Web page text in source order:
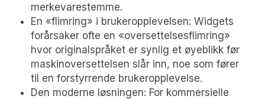
merkevarestemme.
En «flimring» i brukeropplevelsen: Widgets
forårsaker ofte en «oversettelsesflimring»
hvor originalspråket er synlig et øyeblikk før
maskinoversettelsen slår inn, noe som fører
til en forstyrrende brukeropplevelse.
Den moderne løsningen: For kommersielle